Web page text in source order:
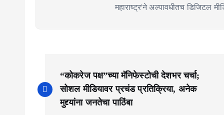
महाराष्ट्र'ने अल्पावधीतच डिजिटल
o
“कोकरेज पक्ष”च्या मॅनिफेस्टोची देशभर चर्चा;
सोशल मीडियावर प्रचंड प्रतिक्रिया, अनेक
मुद्द्यांना जनतेचा पाठिंबा